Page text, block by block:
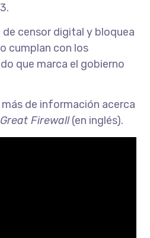
censor digital y bloquea
cumplan con los
que marca el gobierno
de información acerca
Great Firewall(en inglés).